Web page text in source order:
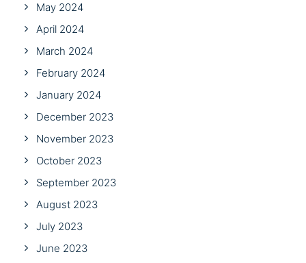
May 2024
April 2024
March 2024
February 2024
January 2024
December 2023
November 2023
October 2023
September 2023
August 2023
July 2023
June 2023